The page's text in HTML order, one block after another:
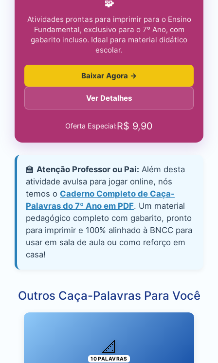
🧩
Atividades prontas para imprimir para o Ensino
Fundamental, exclusivo para o 7º Ano, com
gabarito incluso. Ideal para material didático
escolar.
Baixar Agora →
Ver Detalhes
Oferta Especial:R$ 9,90
🏫 Atenção Professor ou Pai: Além desta
atividade avulsa para jogar online, nós
temos o Caderno Completo de Caça-
Palavras do 7º Ano em PDF. Um material
pedagógico completo com gabarito, pronto
para imprimir e 100% alinhado à BNCC para
usar em sala de aula ou como reforço em
casa!
Outros Caça-Palavras Para Você
📐
10 PALAVRAS